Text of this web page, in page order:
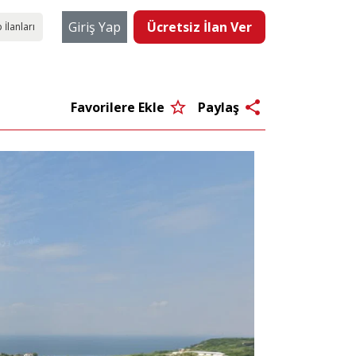
İlanları Giriş Yap Ücretsiz İlan Ver
Favorilere Ekle star_border Paylaş share